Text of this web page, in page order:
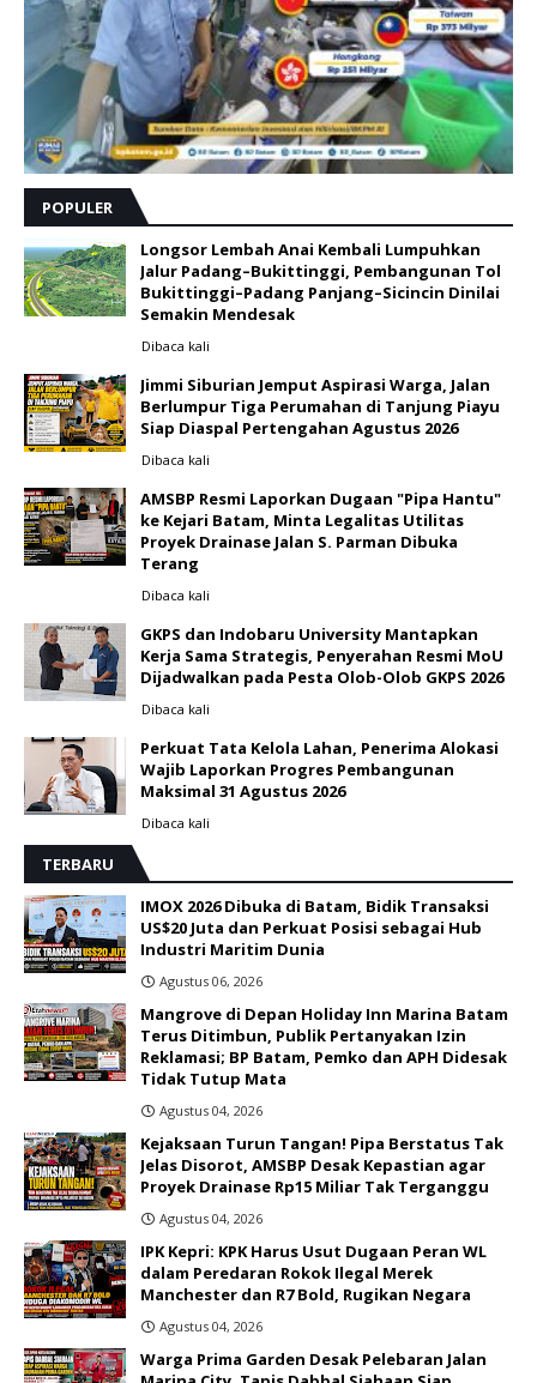
POPULER
Longsor Lembah Anai Kembali Lumpuhkan
Jalur Padang–Bukittinggi, Pembangunan Tol
Bukittinggi–Padang Panjang–Sicincin Dinilai
Semakin Mendesak
Dibaca kali
Jimmi Siburian Jemput Aspirasi Warga, Jalan
Berlumpur Tiga Perumahan di Tanjung Piayu
Siap Diaspal Pertengahan Agustus 2026 ‎
Dibaca kali
AMSBP Resmi Laporkan Dugaan "Pipa Hantu"
ke Kejari Batam, Minta Legalitas Utilitas
Proyek Drainase Jalan S. Parman Dibuka
Terang
Dibaca kali
GKPS dan Indobaru University Mantapkan
Kerja Sama Strategis, Penyerahan Resmi MoU
Dijadwalkan pada Pesta Olob-Olob GKPS 2026 ‎
Dibaca kali
Perkuat Tata Kelola Lahan, Penerima Alokasi
Wajib Laporkan Progres Pembangunan
Maksimal 31 Agustus 2026
Dibaca kali
TERBARU
IMOX 2026 Dibuka di Batam, Bidik Transaksi
US$20 Juta dan Perkuat Posisi sebagai Hub
Industri Maritim Dunia ‎
Agustus 06, 2026
Mangrove di Depan Holiday Inn Marina Batam
Terus Ditimbun, Publik Pertanyakan Izin
Reklamasi; BP Batam, Pemko dan APH Didesak
Tidak Tutup Mata
Agustus 04, 2026
Kejaksaan Turun Tangan! Pipa Berstatus Tak
Jelas Disorot, AMSBP Desak Kepastian agar
Proyek Drainase Rp15 Miliar Tak Terganggu
Agustus 04, 2026
IPK Kepri: KPK Harus Usut Dugaan Peran WL
dalam Peredaran Rokok Ilegal Merek
Manchester dan R7 Bold, Rugikan Negara
Agustus 04, 2026
Warga Prima Garden Desak Pelebaran Jalan